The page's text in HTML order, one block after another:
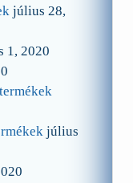
július 28,
1, 2020
július